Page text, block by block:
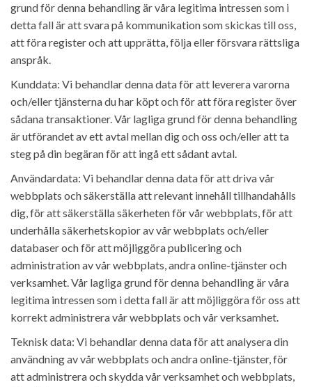
grund för denna behandling är våra legitima intressen som i
detta fall är att svara på kommunikation som skickas till oss,
att föra register och att upprätta, följa eller försvara rättsliga
anspråk.
Kunddata: Vi behandlar denna data för att leverera varorna
och/eller tjänsterna du har köpt och för att föra register över
sådana transaktioner. Vår lagliga grund för denna behandling
är utförandet av ett avtal mellan dig och oss och/eller att ta
steg på din begäran för att ingå ett sådant avtal.
Användardata: Vi behandlar denna data för att driva vår
webbplats och säkerställa att relevant innehåll tillhandahålls
dig, för att säkerställa säkerheten för vår webbplats, för att
underhålla säkerhetskopior av vår webbplats och/eller
databaser och för att möjliggöra publicering och
administration av vår webbplats, andra online-tjänster och
verksamhet. Vår lagliga grund för denna behandling är våra
legitima intressen som i detta fall är att möjliggöra för oss att
korrekt administrera vår webbplats och vår verksamhet.
Teknisk data: Vi behandlar denna data för att analysera din
användning av vår webbplats och andra online-tjänster, för
att administrera och skydda vår verksamhet och webbplats,